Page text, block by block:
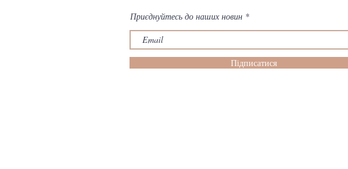
Приєднуйтесь до наших новин
Підписатися